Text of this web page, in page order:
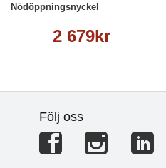
Nödöppningsnyckel
2 679kr
Följ oss